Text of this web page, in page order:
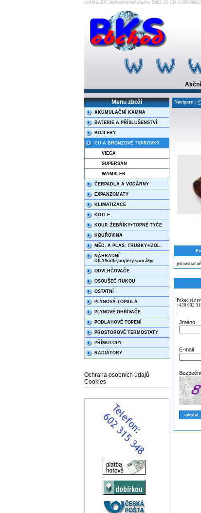
WAMSLER Jednostranné koleno 5092 15 CU A
Menu zboží
AKUMULAČNÍ KAMNA
BATERIE A PŘÍSLUŠENSTVÍ
BOJLERY
CU A BRONZOVÉ TVAROVKY
VIEGA
SUPERSAN
WAMSLER
ČERPADLA A VODÁRNY
EXPANZOMATY
KLIMATIZACE
KOTLE
KOUP. ŽEBŘÍKY+TOPNÉ TYČE
KOUŘOVINA
MĚD. A PLAS. TRUBKY+IZOL.
NÁHRADNÍ
DÍLY/kotle,bojlery,sporáky/
ODVLHČOVAČE
OSOUŠEČ RUKOU
OSTATNÍ
PLYNOVÁ TOPIDLA
PLYNOVÉ OHŘÍVAČE
PODLAHOVÉ TOPENÍ
PROSTOROVÉ TERMOSTATY
PŘÍMOTOPY
RADIÁTORY
Ochrana osobních údajů
Cookies
Navigace »
Pokud si
+420 602
¨
Jméno
E-mail